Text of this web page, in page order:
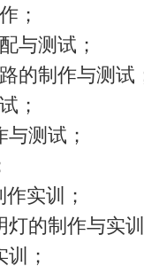
；
与测试；
的制作与测试
；
测试；
实训；
灯的制作与实
；